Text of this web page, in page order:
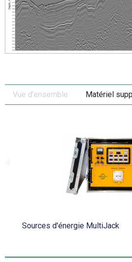
Vue d’ensemble Matériel
Sources d'énergie MultiJack